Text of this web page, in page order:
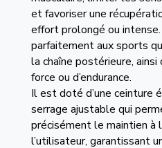
et favoriser une
effort prolongé ou
parfaitement aux sports
la chaîne postérieure, ainsi
force ou d’endurance.
Il est doté d’une ceinture
serrage ajustable qui
précisément le maintien à
l’utilisateur, garantissant